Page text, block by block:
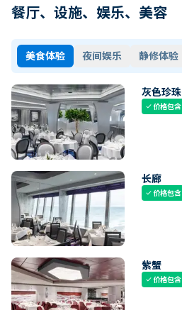
餐厅、设施、娱乐、美容
美食体验 夜间娱乐 静修体验
灰色珍珠
check价格包含
长廊
check价格包含
紫蟹
check价格包含